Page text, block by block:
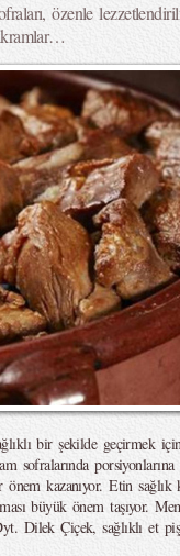
özenle
bir şekilde geçirmek
sofralarında
kazanıyor. Etin
büyük önem taşıyor.
Dilek Çiçek, sağlıklı et